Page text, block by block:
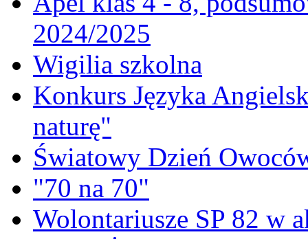
2024/2025
Wigilia szkolna
Konkurs Języka
naturę"
Światowy Dzień
"70 na 70"
Wolontariusze SP 82 w